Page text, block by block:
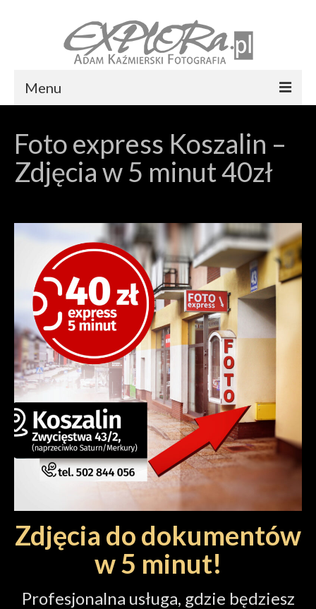
Menu
Reportaż ślubny
Usługi
Blog
Kontakt
Foto express Koszalin –
Zdjęcia w 5 minut 40zł
Zdjęcia do dokumentów
w 5 minut!
Profesjonalna usługa, gdzie będziesz